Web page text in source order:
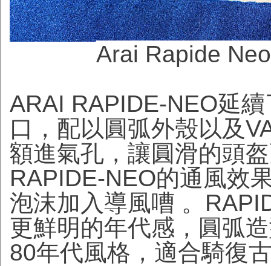
Arai Rapide
ARAI RAPIDE-NEO延
口，配以圓弧外殼以及
額進氣孔，讓圓滑的頭
RAPIDE-NEO的通風效
泡沫加入導風嘈 。
更鮮明的年代感，圓弧
80年代風格，適合騎復